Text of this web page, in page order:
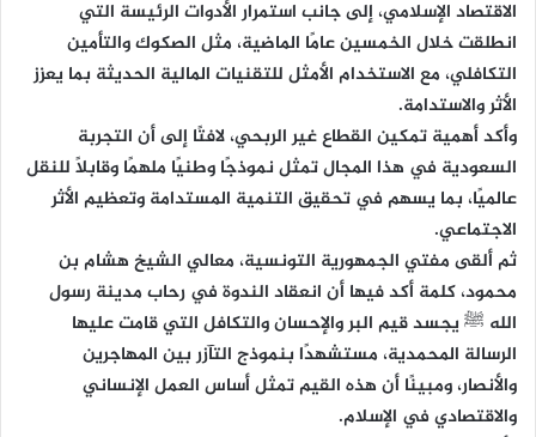
الاقتصاد الإسلامي، إلى جانب استمرار الأدوات الرئيسة التي
انطلقت خلال الخمسين عامًا الماضية، مثل الصكوك والتأمين
التكافلي، مع الاستخدام الأمثل للتقنيات المالية الحديثة بما يعزز
الأثر والاستدامة.
وأكد أهمية تمكين القطاع غير الربحي، لافتًا إلى أن التجربة
السعودية في هذا المجال تمثل نموذجًا وطنيًا ملهمًا وقابلًا للنقل
عالميًا، بما يسهم في تحقيق التنمية المستدامة وتعظيم الأثر
الاجتماعي.
ثم ألقى مفتي الجمهورية التونسية، معالي الشيخ هشام بن
محمود، كلمة أكد فيها أن انعقاد الندوة في رحاب مدينة رسول
الله ﷺ يجسد قيم البر والإحسان والتكافل التي قامت عليها
الرسالة المحمدية، مستشهدًا بنموذج التآزر بين المهاجرين
والأنصار، ومبينًا أن هذه القيم تمثل أساس العمل الإنساني
والاقتصادي في الإسلام.